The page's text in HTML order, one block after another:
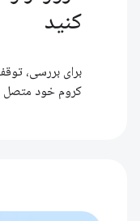
کنید
برای بررسی،
کروم خود متصل